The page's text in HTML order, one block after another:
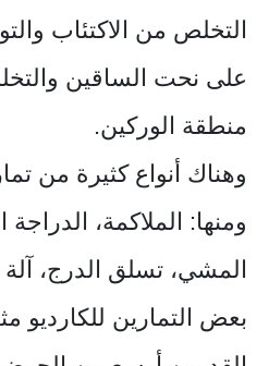
التخلص من الاكتئاب
على نحت الساقين
منطقة الوركين.
وهناك أنواع كثيرة من
ومنها: الملاكمة، الدراجة
المشي، تسلق الدرج، آلة
بعض التمارين للكارديو